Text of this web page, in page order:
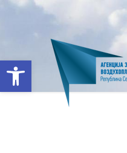
Open toolbar